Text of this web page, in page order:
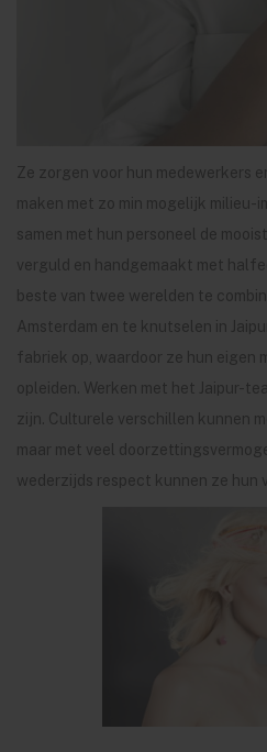
Ze zorgen voor hun medewerkers
maken met zo min mogelijk milieu-
samen met hun personeel de
verguld en handgemaakt met
beste van twee werelden te
Amsterdam en te knutselen in
fabriek op, waardoor ze hun eigen
opleiden. Werken met het Jaipur-
zijn. Culturele verschillen kunnen
maar met veel
wederzijds respect kunnen ze hun